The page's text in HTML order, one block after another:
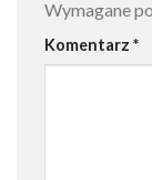
Wymagane
Komentarz *